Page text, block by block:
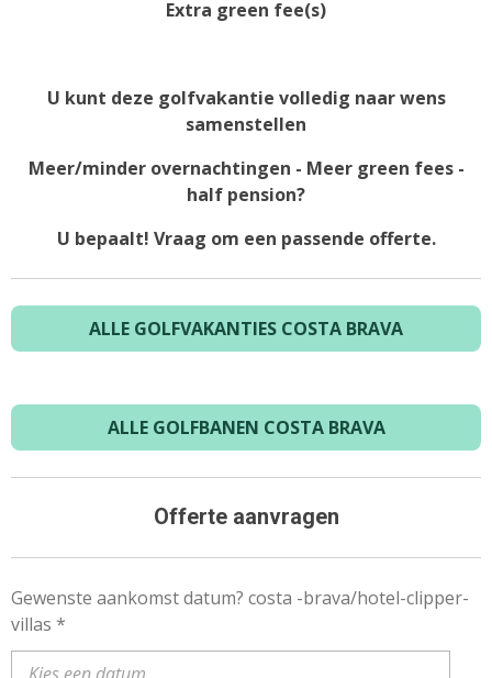
Extra green fee(s)
U kunt deze golfvakantie volledig naar wens
samenstellen
Meer/minder overnachtingen - Meer green fees -
half pension?
U bepaalt! Vraag om een passende offerte.
ALLE GOLFVAKANTIES COSTA BRAVA
ALLE GOLFBANEN COSTA BRAVA
Offerte aanvragen
Gewenste aankomst datum? costa -brava/hotel-clipper-
villas *